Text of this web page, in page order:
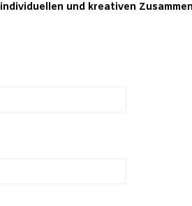
individuellen und kreativen